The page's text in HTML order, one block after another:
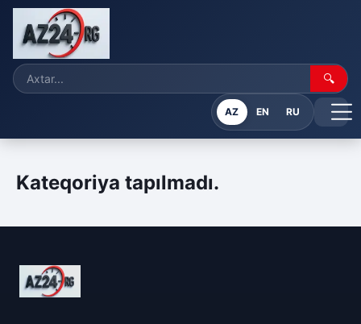
🔍
AZ EN RU
Kateqoriya tapılmadı.